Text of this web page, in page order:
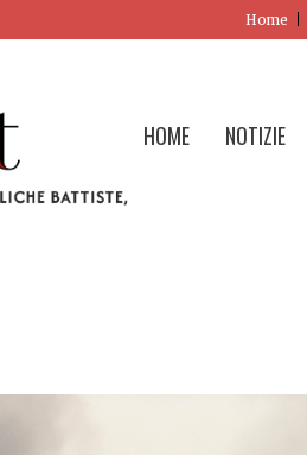
Home
HOME NOTIZIE